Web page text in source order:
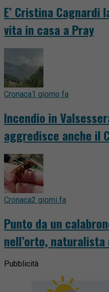
E’ Cristina Cagnardi
vita in casa a Pray
Cronaca1 giorno fa
Incendio in
aggredisce anche il
Cronaca2 giorni fa
Punto da un
nell’orto,
Pubblicità